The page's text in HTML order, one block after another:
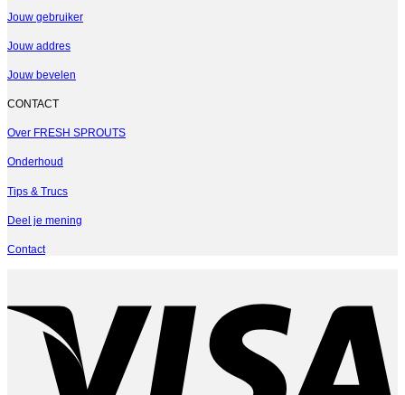
Jouw gebruiker
Jouw addres
Jouw bevelen
CONTACT
Over FRESH SPROUTS
Onderhoud
Tips & Trucs
Deel je mening
Contact